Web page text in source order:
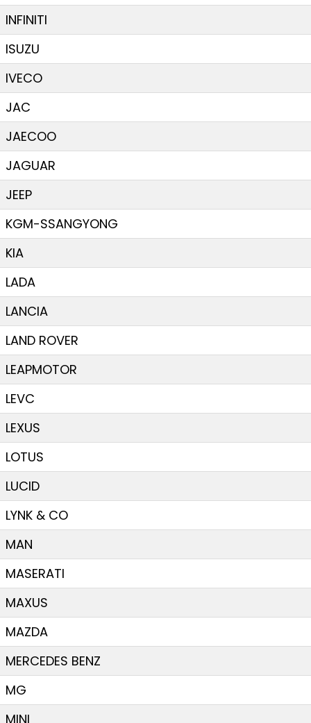
INFINITI
ISUZU
IVECO
JAC
JAECOO
JAGUAR
JEEP
KGM-SSANGYONG
KIA
LADA
LANCIA
LAND ROVER
LEAPMOTOR
LEVC
LEXUS
LOTUS
LUCID
LYNK & CO
MAN
MASERATI
MAXUS
MAZDA
MERCEDES BENZ
MG
MINI